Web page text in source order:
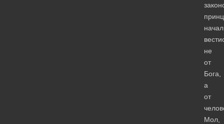
начал
не
от
Бога,
а
от
Мол,